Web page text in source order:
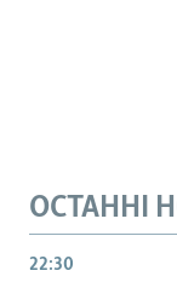
ОСТАННІ
22:30